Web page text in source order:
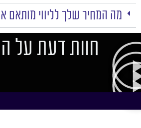
מה המחיר שלך לליווי מותאם
חוות דעת על